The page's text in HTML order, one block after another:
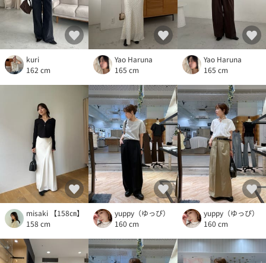
kuri
162 cm
Yao Haruna
165 cm
Yao Haruna
165 cm
misaki 【158㎝】
158 cm
yuppy（ゆっぴ）
160 cm
yuppy（ゆっぴ）
160 cm